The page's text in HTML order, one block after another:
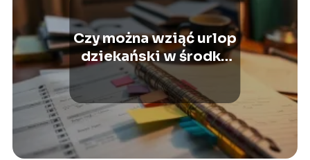
Czy można wziąć urlop
dziekański w środku
semestru?